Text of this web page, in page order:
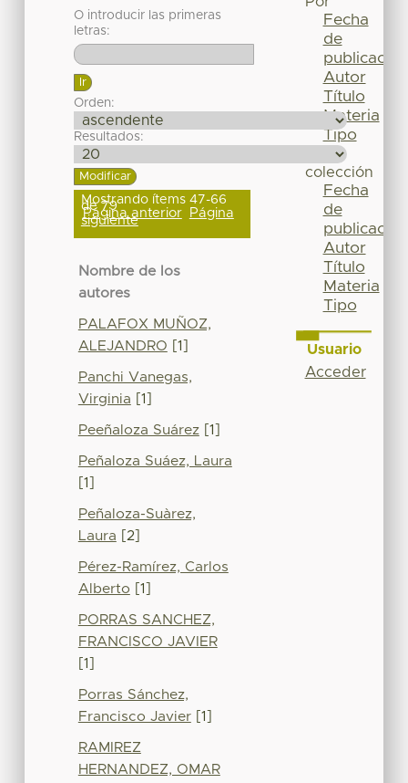
O introducir las primeras
letras:
Orden:
Resultados:
Mostrando ítems 47-66
de 79
Página anterior Página
siguiente
Nombre de los
autores
PALAFOX MUÑOZ,
ALEJANDRO [1]
Panchi Vanegas,
Virginia [1]
Peeñaloza Suárez[1]
Peñaloza Suáez, Laura
[1]
Peñaloza-Suàrez,
Laura [2]
Pérez-Ramírez, Carlos
Alberto [1]
PORRAS SANCHEZ,
FRANCISCO JAVIER
[1]
Porras Sánchez,
Francisco Javier[1]
RAMIREZ
HERNANDEZ, OMAR
Fecha
de
publicación
Autor
Título
Materia
Tipo
colección
Fecha
de
publicación
Autor
Título
Materia
Tipo
Usuario
Acceder